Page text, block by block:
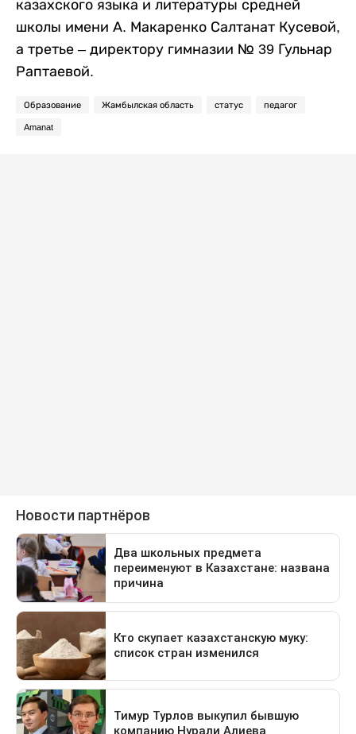
казахского языка и литературы средней
школы имени А. Макаренко Салтанат Кусевой,
а третье – директору гимназии № 39 Гульнар
Раптаевой.
Образование Жамбылская область статус педагог
Amanat